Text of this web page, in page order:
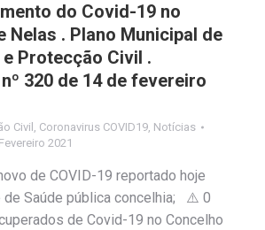
do Covid-19 no
Nelas . Plano Municipal de
Protecção Civil .
320 de 14 de fevereiro
Civil , Coronavirus COVID19, Notícias
2021
de COVID-19 reportado hoje
de Saúde pública concelhia; ⚠️ 0
de Covid-19 no Concelho